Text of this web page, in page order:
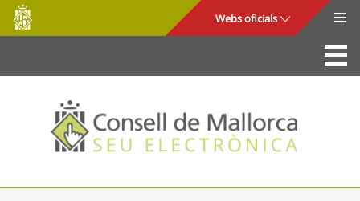
Salta al contingut principal
Consell
de
Mallorca
Webs oficials
La Seu
Consell de Mallorca
Accés i seguretat
Utilitats